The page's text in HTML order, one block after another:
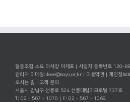
협동조합 소요 이사장 이재포 | 사업자 등록번호 120-
관리자 이메일:ilove@soyo.or.kr | 이용약관 | 개인정보
오시는 길 | 고객 문의
서울시 강남구 선릉로 524 선릉대림아크로텔 737호
T: 02 - 567 - 1070 | F: 02 - 567 - 1069